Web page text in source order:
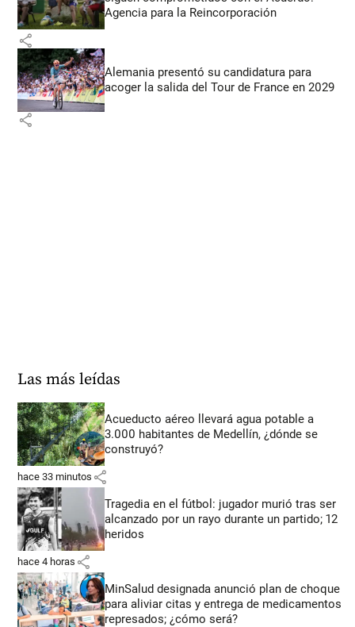
Agencia para la Reincorporación
share
Alemania presentó su candidatura para
acoger la salida del Tour de France en 2029
share
Las más leídas
Acueducto aéreo llevará agua potable a
3.000 habitantes de Medellín, ¿dónde se
construyó?
hace 33 minutos share
Tragedia en el fútbol: jugador murió tras ser
alcanzado por un rayo durante un partido; 12
heridos
hace 4 horas share
MinSalud designada anunció plan de choque
para aliviar citas y entrega de medicamentos
represados; ¿cómo será?